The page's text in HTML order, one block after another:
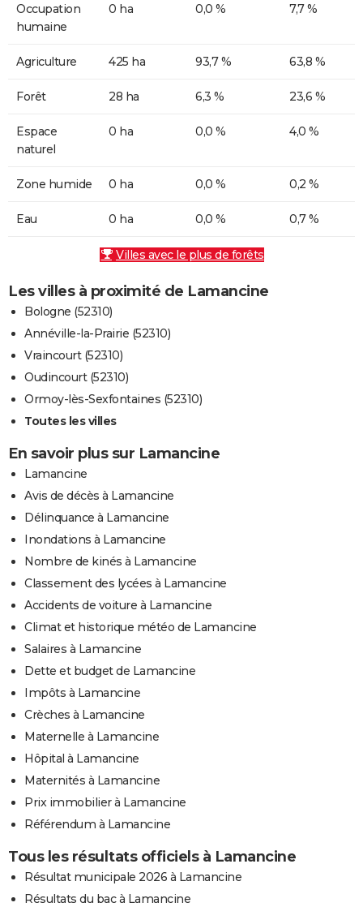
Occupation
humaine
0 ha 0,0 % 7,7 %
Agriculture 425 ha 93,7 % 63,8 %
Forêt 28 ha 6,3 % 23,6 %
Espace
naturel
0 ha 0,0 % 4,0 %
Zone humide 0 ha 0,0 % 0,2 %
Eau 0 ha 0,0 % 0,7 %
Villes avec le plus de forêts
Les villes à proximité de Lamancine
Bologne (52310)
Annéville-la-Prairie (52310)
Vraincourt (52310)
Oudincourt (52310)
Ormoy-lès-Sexfontaines (52310)
Toutes les villes
En savoir plus sur Lamancine
Lamancine
Avis de décès à Lamancine
Délinquance à Lamancine
Inondations à Lamancine
Nombre de kinés à Lamancine
Classement des lycées à Lamancine
Accidents de voiture à Lamancine
Climat et historique météo de Lamancine
Salaires à Lamancine
Dette et budget de Lamancine
Impôts à Lamancine
Crèches à Lamancine
Maternelle à Lamancine
Hôpital à Lamancine
Maternités à Lamancine
Prix immobilier à Lamancine
Référendum à Lamancine
Tous les résultats officiels à Lamancine
Résultat municipale 2026 à Lamancine
Résultats du bac à Lamancine